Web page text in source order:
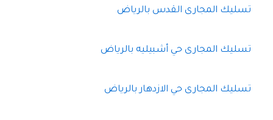
تسليك المجارى القدس بالرياض
تسليك المجارى حي أشبيليه بالرياض
تسليك المجارى حي الازدهار بالرياض